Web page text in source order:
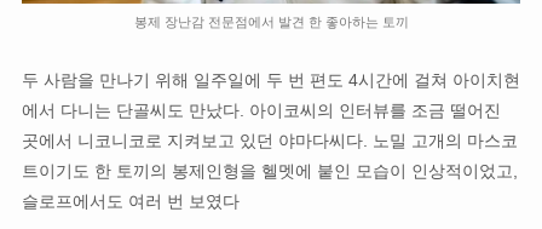
봉제 장난감 전문점에서 발견 한 좋아하는 토끼
두 사람을 만나기 위해 일주일에 두 번 편도 4시간에 걸쳐 아이치현
에서 다니는 단골씨도 만났다. 아이코씨의 인터뷰를 조금 떨어진
곳에서 니코니코로 지켜보고 있던 야마다씨다. 노밀 고개의 마스코
트이기도 한 토끼의 봉제인형을 헬멧에 붙인 모습이 인상적이었고,
슬로프에서도 여러 번 보였다